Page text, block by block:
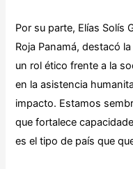
Por su parte, Elías Solís
Roja Panamá, destacó
un rol ético frente a la
en la asistencia
impacto. Estamos
que fortalece
es el tipo de país que